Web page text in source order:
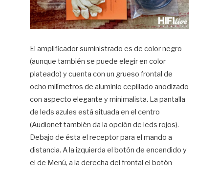
El amplificador suministrado es de color negro
(aunque también se puede elegir en color
plateado) y cuenta con un grueso frontal de
ocho milímetros de aluminio cepillado anodizado
con aspecto elegante y minimalista. La pantalla
de leds azules está situada en el centro
(Audionet también da la opción de leds rojos).
Debajo de ésta el receptor para el mando a
distancia. A la izquierda el botón de encendido y
el de Menú, a la derecha del frontal el botón